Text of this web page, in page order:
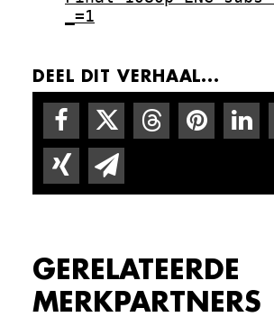
_=1
DEEL DIT VERHAAL...
GERELATEERDE
MERKPARTNERS